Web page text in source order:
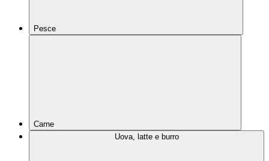
Pesce
Carne
Uova, latte e burro